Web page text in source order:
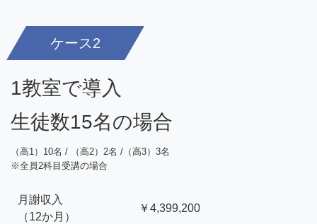
ケース2
1教室で導入
生徒数15名の場合
（高1）10名 / （高2）2名 /（高3）3名
※全員2科目受講の場合
月謝収入
（12か月）
￥4,399,200